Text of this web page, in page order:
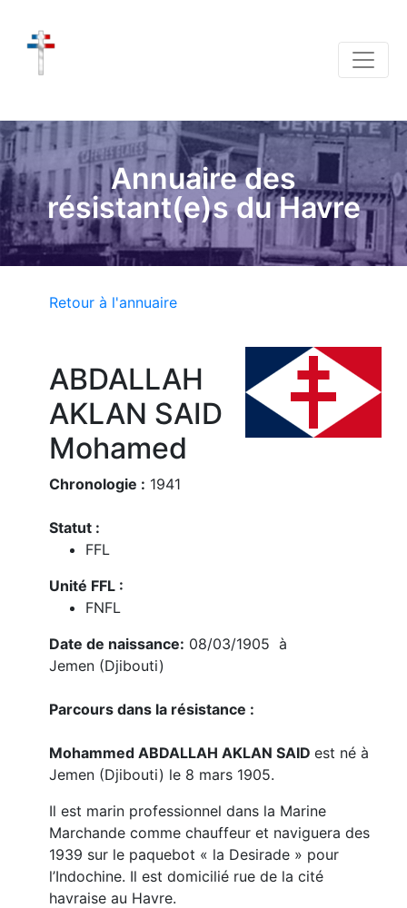
Annuaire des
résistant(e)s du Havre
Retour à l'annuaire
ABDALLAH
AKLAN SAID
Mohamed
Chronologie : 1941
Statut :
FFL
Unité FFL :
FNFL
Date de naissance: 08/03/1905 à
Jemen (Djibouti)
Parcours dans la résistance :
Mohammed ABDALLAH AKLAN SAID est né à
Jemen (Djibouti) le 8 mars 1905.
Il est marin professionnel dans la Marine
Marchande comme chauffeur et naviguera des
1939 sur le paquebot « la Desirade » pour
l’Indochine. Il est domicilié rue de la cité
havraise au Havre.